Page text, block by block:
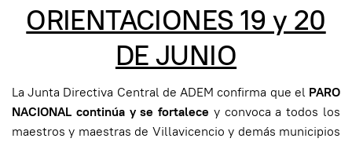
ORIENTACIONES 19 y 20
DE JUNIO
La Junta Directiva Central de ADEM confirma que el PARO
NACIONAL continúa y se fortalece y convoca a todos los
maestros y maestras de Villavicencio y demás municipios